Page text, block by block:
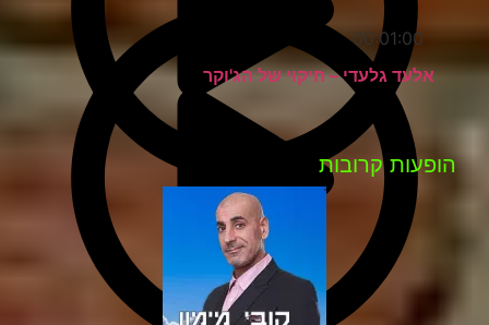
00:01:00
אלעד גלעדי – חיקוי של הג'וקר
הופעות קרובות